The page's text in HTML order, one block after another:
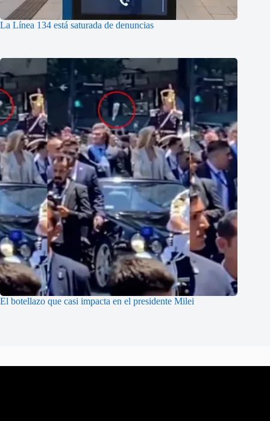
La Línea 134 está saturada de denuncias
El botellazo que casi impacta en el presidente Milei